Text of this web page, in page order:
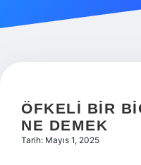
Hakkımızda
ÖFKELI BIR
NE DEMEK
Tarih: Mayıs 1, 2025